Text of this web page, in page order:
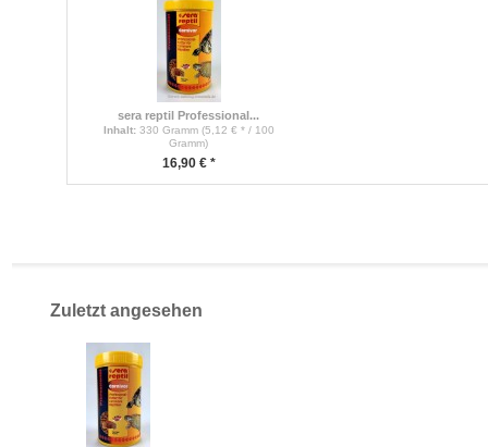
sera reptil Professional...
Inhalt: 330 Gramm (5,12 € * / 100
Gramm)
16,90 € *
Zuletzt angesehen